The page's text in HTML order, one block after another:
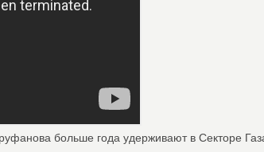
больше года удерживают в Секторе